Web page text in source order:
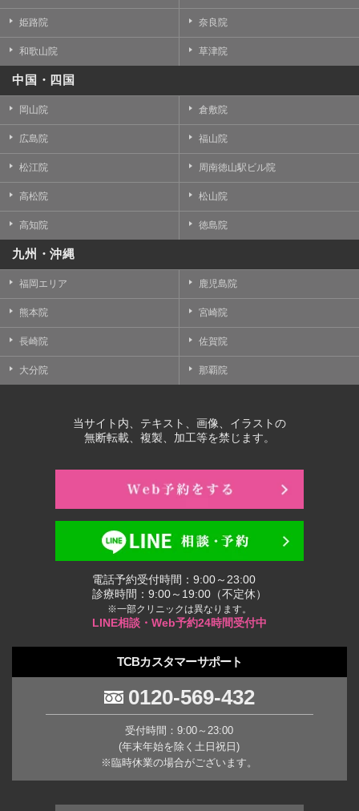
姫路院 奈良院
和歌山院 草津院
中国・四国
岡山院 倉敷院
広島院 福山院
松江院 周南徳山駅ビル院
高松院 松山院
高知院 徳島院
九州・沖縄
福岡エリア 鹿児島院
熊本院 宮崎院
長崎院 佐賀院
大分院 那覇院
当サイト内、テキスト、画像、イラストの
無断転載、複製、加工等を禁じます。
電話予約受付時間：9:00～23:00
診療時間：9:00～19:00（不定休）
※一部クリニックは異なります。
LINE相談・Web予約24時間受付中
TCBカスタマーサポート
0120-569-432
受付時間：9:00～23:00
(年末年始を除く土日祝日)
※臨時休業の場合がございます。